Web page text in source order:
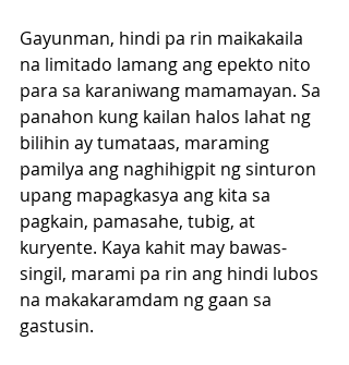
Gayunman, hindi pa rin maikakaila
na limitado lamang ang epekto nito
para sa karaniwang mamamayan. Sa
panahon kung kailan halos lahat ng
bilihin ay tumataas, maraming
pamilya ang naghihigpit ng sinturon
upang mapagkasya ang kita sa
pagkain, pamasahe, tubig, at
kuryente. Kaya kahit may bawas-
singil, marami pa rin ang hindi lubos
na makakaramdam ng gaan sa
gastusin.